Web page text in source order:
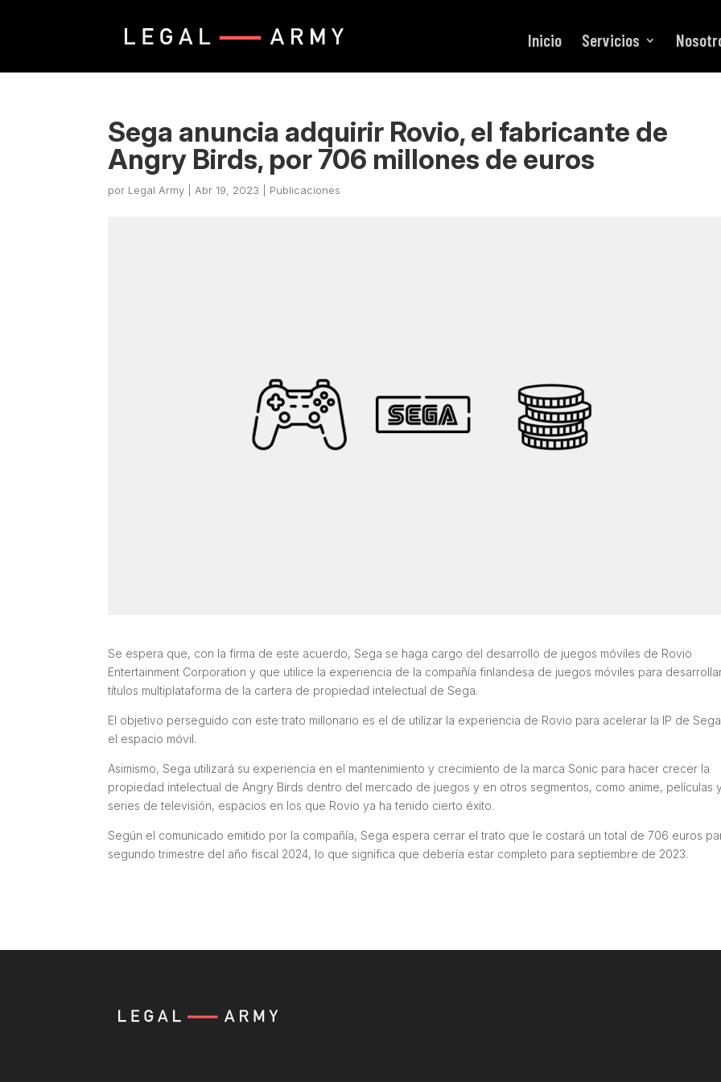
Inicio Servicios
Sega anuncia adquirir Rovio, el fabricante de
Angry Birds, por 706 millones de euros
por Legal Army Abr 19, 2023 Publicaciones
Se espera que, con la firma de este acuerdo, Sega se haga cargo del desarrollo de juegos móviles de Rovio
Entertainment Corporation y que utilice la experiencia de la compañía finlandesa de juegos móviles para
títulos multiplataforma de la cartera de propiedad intelectual de Sega.
El objetivo perseguido con este trato millonario es el de utilizar la experiencia de Rovio para acelerar la IP de
el espacio móvil.
Asimismo, Sega utilizará su experiencia en el mantenimiento y crecimiento de la marca Sonic para hacer crecer la
propiedad intelectual de Angry Birds dentro del mercado de juegos y en otros segmentos, como anime, películas y
series de televisión, espacios en los que Rovio ya ha tenido cierto éxito.
Según el comunicado emitido por la compañía, Sega espera cerrar el trato que le costará un total de 706 euros
segundo trimestre del año fiscal 2024, lo que significa que debería estar completo para septiembre de 2023.